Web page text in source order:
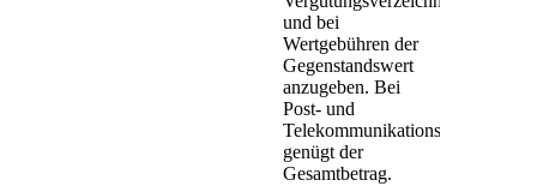
und bei
Wertgebühren der
Gegenstandswert
anzugeben. Bei
Post- und
Telekommunikationsentgelten
genügt der
Gesamtbetrag.